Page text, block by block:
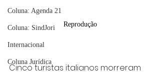
Coluna: Agenda 21
Coluna: SindJori
Internacional
Coluna Jurídica
Reprodução
Cinco turistas italianos morreram